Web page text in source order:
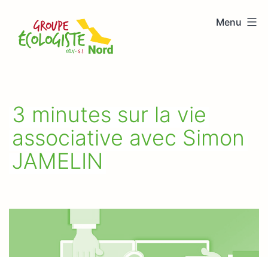
contenu
Groupe
Menu
3 minutes sur la vie
associative avec Simon
JAMELIN